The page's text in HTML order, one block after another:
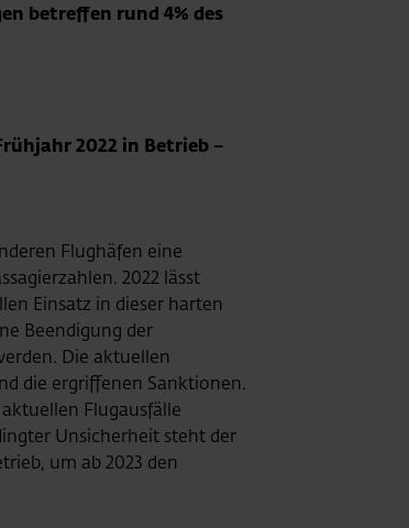
betreffen rund 4% des
2022 in Betrieb –
Flughäfen eine
2022 lässt
Einsatz in dieser harten
Beendigung der
Die aktuellen
die ergriffenen Sanktionen.
Flugausfälle
Unsicherheit steht der
um ab 2023 den